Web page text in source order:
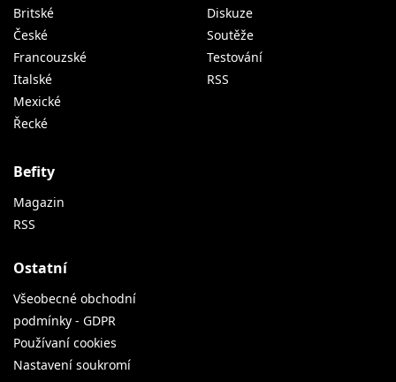
Britské
České
Francouzské
Italské
Mexické
Řecké
Diskuze
Soutěže
Testování
RSS
Befity
Magazin
RSS
Ostatní
Všeobecné obchodní
podmínky - GDPR
Používaní cookies
Nastavení soukromí